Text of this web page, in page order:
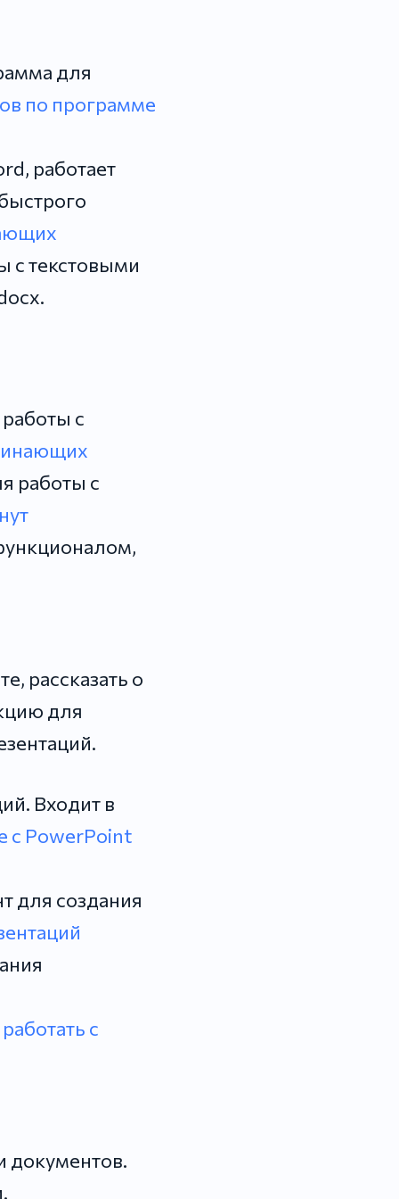
для
по программе
работает
с текстовыми
с
работы с
рассказать о
для
Входит в
с PowerPoint
для создания
с
документов.